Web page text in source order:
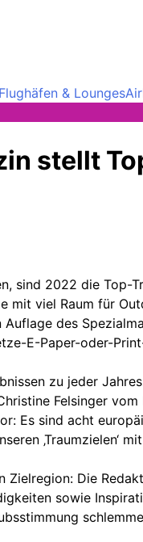
& Lounges
stellt
sind 2022 die
mit viel Raum für
des
E-Paper-oder-
zu jeder
Felsinger
Es sind acht
‚Traumzielen‘
Die
sowie